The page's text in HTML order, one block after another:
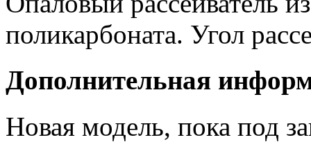
поликарбоната. Угол
Дополнительная
Новая модель, пока под